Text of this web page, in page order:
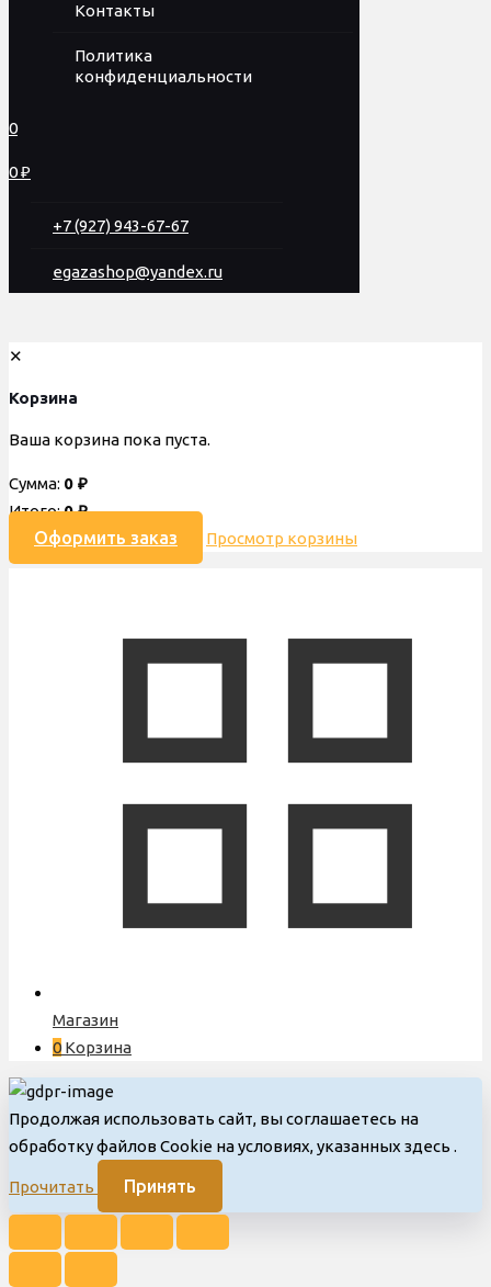
Контакты
Политика
конфиденциальности
0
0 ₽
+7 (927) 943-67-67
egazashop@yandex.ru
✕
Корзина
Ваша корзина пока пуста.
Сумма: 0 ₽
Итого:0₽
Оформить заказ Просмотр корзины
Магазин
0 Корзина
Продолжая использовать сайт, вы соглашаетесь на
обработку файлов Cookie на условиях, указанных здесь .
Прочитать Принять